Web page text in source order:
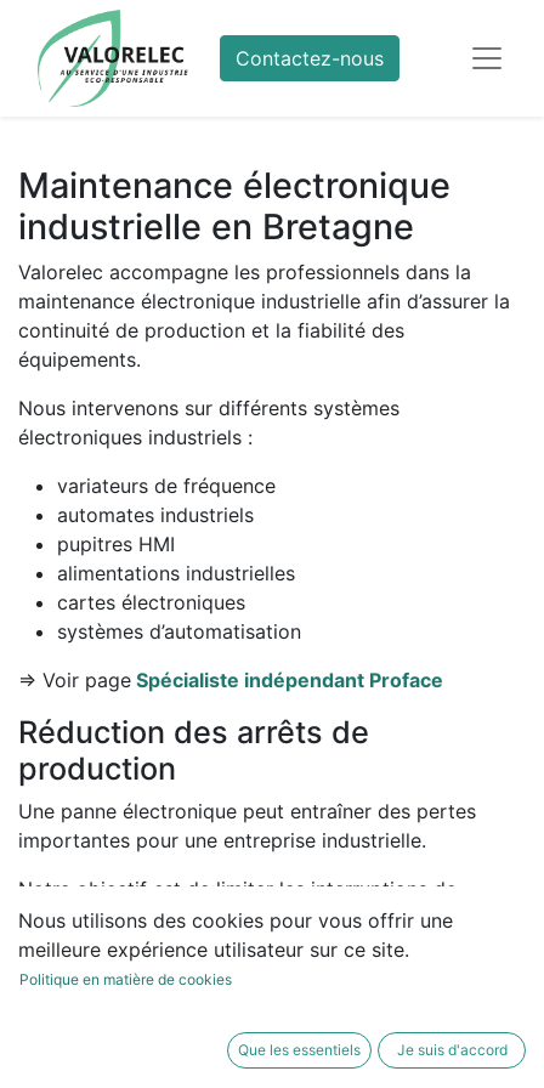
Contactez-nous
Maintenance électronique
industrielle en Bretagne
Valorelec accompagne les professionnels dans la
maintenance électronique industrielle afin d’assurer la
continuité de production et la fiabilité des
équipements.
Nous intervenons sur différents systèmes
électroniques industriels :
variateurs de fréquence
automates industriels
pupitres HMI
alimentations industrielles
cartes électroniques
systèmes d’automatisation
=> Voir page Spécialiste indépendant Proface
Réduction des arrêts de
production
Une panne électronique peut entraîner des pertes
importantes pour une entreprise industrielle.
Notre objectif est de limiter les interruptions de
production grâce à un diagnostic rapide et une
intervention adaptée.
Nous réalisons :
dépannage électronique
maintenance préventive
Nous utilisons des cookies pour vous offrir une
meilleure expérience utilisateur sur ce site.
Politique en matière de cookies
Que les essentiels Je suis d'accord